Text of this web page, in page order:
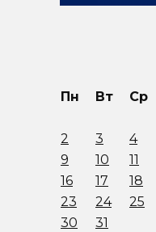
Пн Вт Ср
2
3 4
9
10 11
16
17 18
23
24 25
30
31